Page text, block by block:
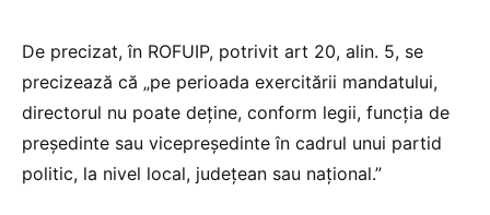
De precizat, în ROFUIP, potrivit art 20, alin. 5, se
precizează că „pe perioada exercitării mandatului,
directorul nu poate deține, conform legii, funcția de
președinte sau vicepreședinte în cadrul unui partid
politic, la nivel local, județean sau național.”